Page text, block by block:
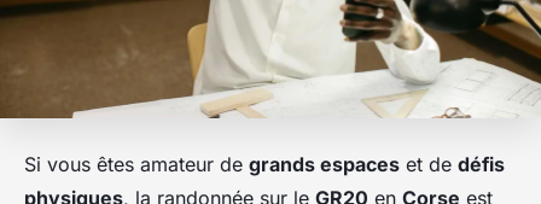
Si vous êtes amateur de grands espaces et de défis
physiques, la randonnée sur le GR20 en Corse est